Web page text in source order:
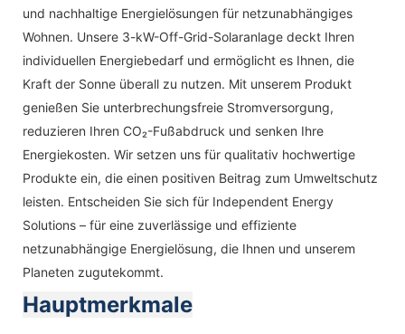
und nachhaltige Energielösungen für netzunabhängiges
Wohnen. Unsere 3-kW-Off-Grid-Solaranlage deckt Ihren
individuellen Energiebedarf und ermöglicht es Ihnen, die
Kraft der Sonne überall zu nutzen. Mit unserem Produkt
genießen Sie unterbrechungsfreie Stromversorgung,
reduzieren Ihren CO₂-Fußabdruck und senken Ihre
Energiekosten. Wir setzen uns für qualitativ hochwertige
Produkte ein, die einen positiven Beitrag zum Umweltschutz
leisten. Entscheiden Sie sich für Independent Energy
Solutions – für eine zuverlässige und effiziente
netzunabhängige Energielösung, die Ihnen und unserem
Planeten zugutekommt.
Hauptmerkmale